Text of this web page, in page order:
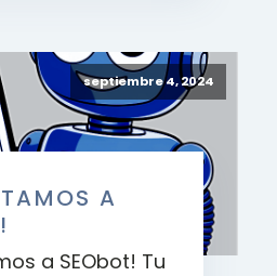
septiembre 4, 2024
A
a SEObot! Tu